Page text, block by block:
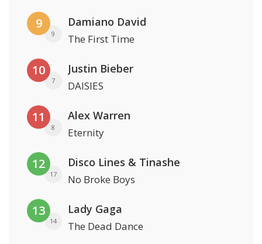
9
9
Damiano David
The First Time
10
7
Justin Bieber
DAISIES
11
8
Alex Warren
Eternity
12
17
Disco Lines & Tinashe
No Broke Boys
13
14
Lady Gaga
The Dead Dance